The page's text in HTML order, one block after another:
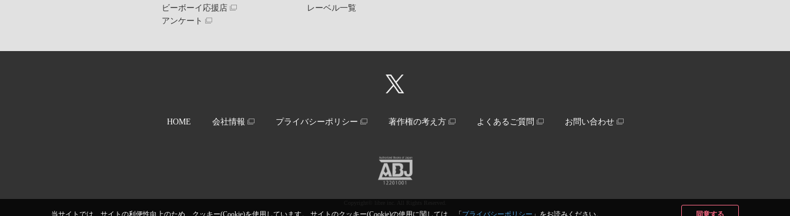
当サイトでは、サイトの利便性向上のため、クッキー(Cookie)を使用しています。 サイトのクッキー(Cookie)の使用に関しては、「 プライバシーポリシー 」をお読みください。 同意する
ビーボーイ応援店
アンケート
レーベル一覧
HOME 会社情報 プライバシーポリシー 著作権の考え方 よくあるご質問 お問い合わせ